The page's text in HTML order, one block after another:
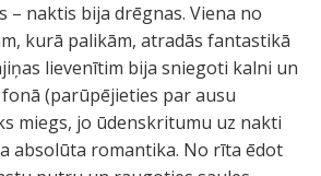
– naktis bija drēgnas. Viena no
kurā palikām, atradās fantastikā
lievenītim bija sniegoti kalni un
(parūpējieties par ausu
miegs, jo ūdenskritumu uz nakti
absolūta romantika. No rīta ēdot